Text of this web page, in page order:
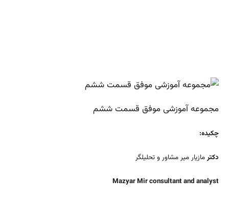
مجموعه آموزشی موفق قسمت ششم
چکیده:
دکترمازیار میر مشاور و تحلیلگر
Mazyar Mir consultant and analyst